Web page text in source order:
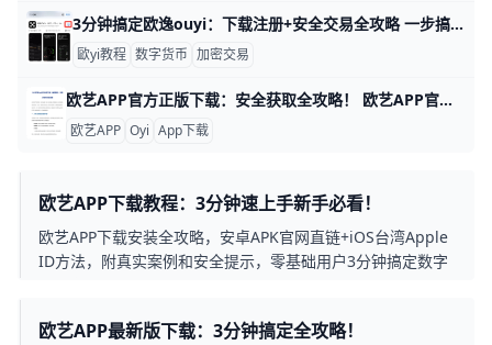
3分钟搞定欧逸ouyi：下载注册+安全交易全攻略 一步搞懂欧逸欧亿交易所：下载教程、账户注册与安全交易入门 大家好！欧逸ouyi是全球最大的加密货币交易所之一，每天交易量超过100亿美元，支持500多种币种如比特币（BTC）和以太坊（ETH）。它提供现货交易、手续费低至0.08%，适合新手和高手。 这篇教程用简单步骤带你从零开始，跟着做准没错。
歐yi教程 数字货币 加密交易
欧艺APP官方正版下载：安全获取全攻略！ 欧艺APP官方正版下载最可靠的地方是欧e（欧yi）官方网站和主流应用商店。举例来说，你可以直接访问欧yi官网（okx.com），找到“下载”页面，那里有安卓APK和iOS二维码链接。
欧艺APP Oyi App下载
欧艺APP下载教程：3分钟速上手新手必看！
欧艺APP下载安装全攻略，安卓APK官网直链+iOS台湾Apple
ID方法，附真实案例和安全提示，零基础用户3分钟搞定数字
欧艺APP最新版下载：3分钟搞定全攻略！